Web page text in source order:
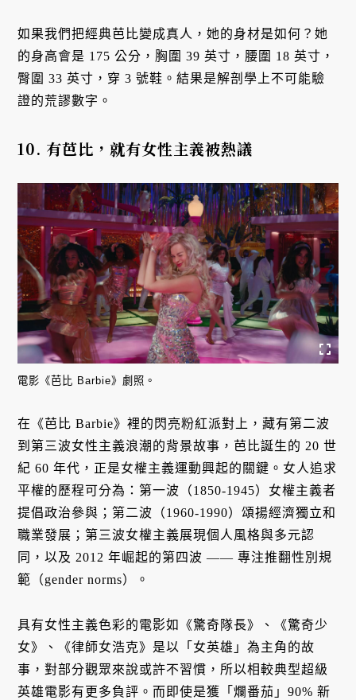
如果我們把經典芭比變成真人，她的身材是如何？她
的身高會是 175 公分，胸圍 39 英寸，腰圍 18 英寸，
臀圍 33 英寸，穿 3 號鞋。結果是解剖學上不可能驗
證的荒謬數字。
10. 有芭比，就有女性主義被熱議
電影《芭比 Barbie》劇照。
在《芭比 Barbie》裡的閃亮粉紅派對上，藏有第二波
到第三波女性主義浪潮的背景故事，芭比誕生的 20 世
紀 60 年代，正是女權主義運動興起的關鍵。女人追求
平權的歷程可分為：第一波（1850-1945）女權主義者
提倡政治參與；第二波（1960-1990）頌揚經濟獨立和
職業發展；第三波女權主義展現個人風格與多元認
同，以及 2012 年崛起的第四波 —— 專注推翻性別規
範（gender norms）。
具有女性主義色彩的電影如《驚奇隊長》、《驚奇少
女》、《律師女浩克》是以「女英雄」為主角的故
事，對部分觀眾來說或許不習慣，所以相較典型超級
英雄電影有更多負評。而即使是獲「爛番茄」90% 新